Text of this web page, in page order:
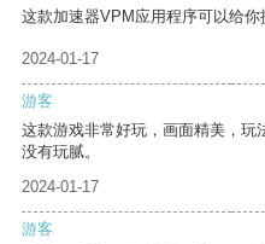
这款加速器VPM应用程序可以给你
2024-01-17
游客
这款游戏非常好玩，画面精美，玩
没有玩腻。
2024-01-17
游客